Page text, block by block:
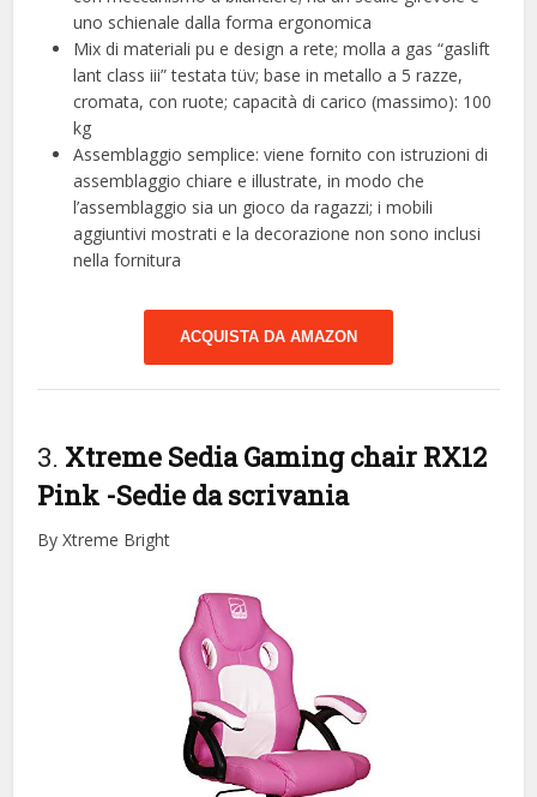
uno schienale dalla forma ergonomica
Mix di materiali pu e design a rete; molla a gas “gaslift
lant class iii” testata tüv; base in metallo a 5 razze,
cromata, con ruote; capacità di carico (massimo): 100
kg
Assemblaggio semplice: viene fornito con istruzioni di
assemblaggio chiare e illustrate, in modo che
l’assemblaggio sia un gioco da ragazzi; i mobili
aggiuntivi mostrati e la decorazione non sono inclusi
nella fornitura
ACQUISTA DA AMAZON
3. Xtreme Sedia Gaming chair RX12
Pink -Sedie da scrivania
By Xtreme Bright